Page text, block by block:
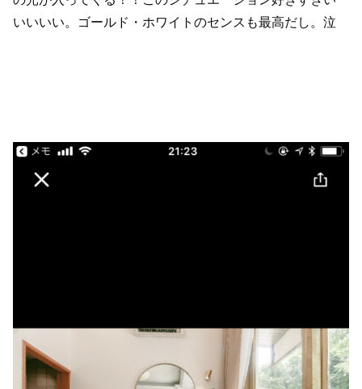
いいいい。ゴールド・ホワイトのセンスも最高だし。泣